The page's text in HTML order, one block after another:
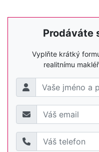
Prodáváte
Vyplňte krátký
realitnímu